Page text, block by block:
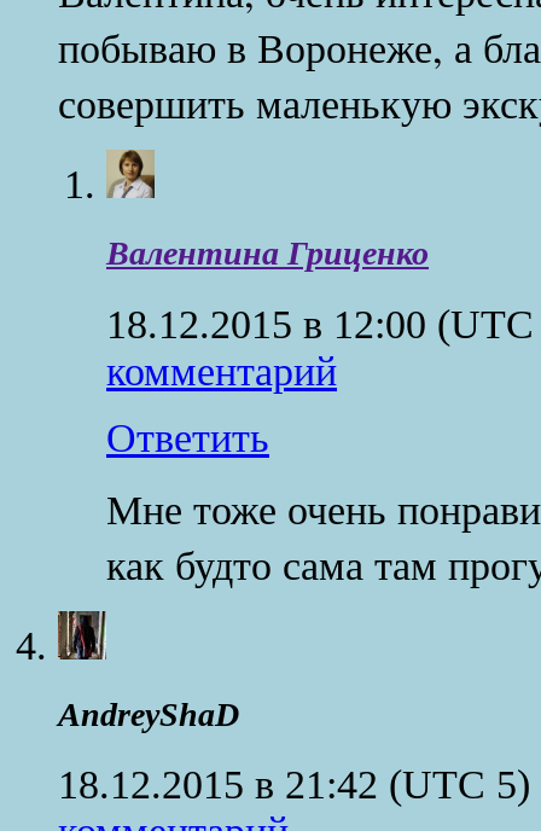
побываю в Воронеже, а
совершить маленькую
Валентина Гриценко
18.12.2015 в 12:00
комментарий
Ответить
Мне тоже очень
как будто сама там
AndreyShaD
18.12.2015 в 21:42 (UTC 5)